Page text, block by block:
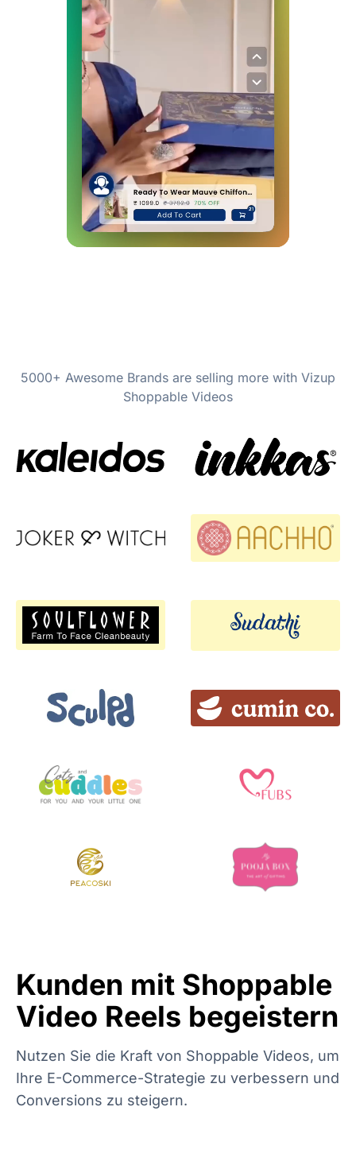
5000+ Awesome Brands are selling more with Vizup
Shoppable Videos
Kunden mit Shoppable
Video Reels begeistern
Nutzen Sie die Kraft von Shoppable Videos, um
Ihre E-Commerce-Strategie zu verbessern und
Conversions zu steigern.